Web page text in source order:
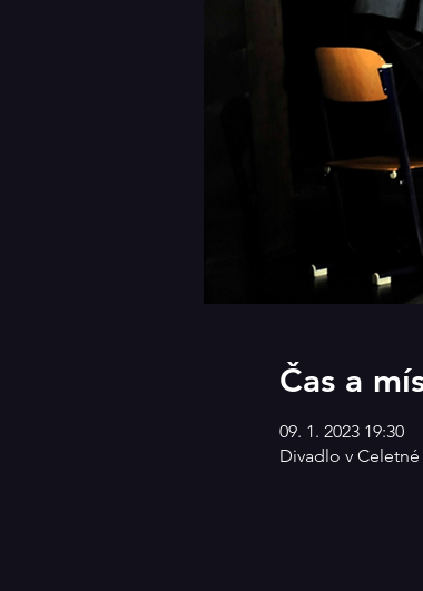
Čas a
09. 1. 2023 19:30
Divadlo v Celetné